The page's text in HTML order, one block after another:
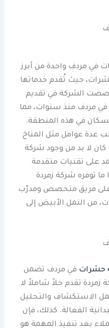
في مردف واحدة من أبرز
حيث تُقدم خدماتها
الشركة في تقديم
مردف منذ سنوات، مما
في هذه المنطقة.
عدة عوامل مثل المناخ
كان لا بد من وجود شركة
على تقنيات متقدمة
توفره شركة زمردة
على فريق متخصص ومدرّب
من النمل الأبيض إلى
حشرات في مردف تضمن
زمردة تقدم حلاً شاملاً لا
الاستكشاف والتحليل
الفعالة. كذلك، فإن
بعد تنفيذ المهمة هو